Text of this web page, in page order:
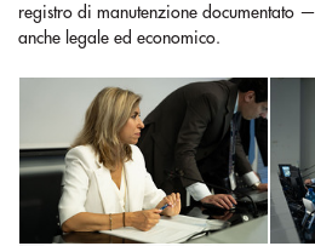
registro di manutenzione documentato
anche legale ed economico.